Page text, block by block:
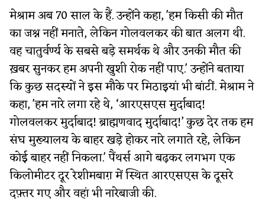
मेश्राम अब 70 साल के हैं. उन्होंने कहा, 'हम किसी की मौत
का जश्न नहीं मनाते, लेकिन गोलवलकर की बात अलग थी.
वह चातुर्वर्ण्य के सबसे बड़े समर्थक थे और उनकी मौत की
ख़बर सुनकर हम अपनी खुशी रोक नहीं पाए.' उन्होंने बताया
कि कुछ सदस्यों ने इस मौके पर मिठाइयां भी बांटीं. मेश्राम ने
कहा, 'हम नारे लगा रहे थे, ‘आरएसएस मुर्दाबाद!
गोलवलकर मुर्दाबाद! ब्राह्मणवाद मुर्दाबाद!’ कुछ देर तक हम
संघ मुख्यालय के बाहर खड़े होकर नारे लगाते रहे, लेकिन
कोई बाहर नहीं निकला.' पैंथर्स आगे बढ़कर लगभग एक
किलोमीटर दूर रेशीमबाग़ में स्थित आरएसएस के दूसरे
दफ़्तर गए और वहां भी नारेबाजी की.